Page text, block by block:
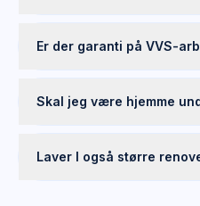
Er der garanti på VVS-
Skal jeg være hjemme
Laver I også større